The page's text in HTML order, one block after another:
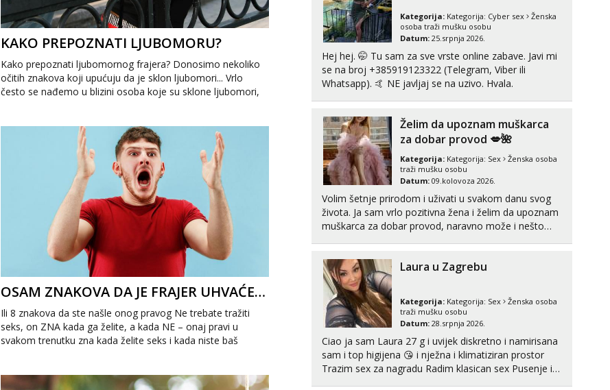
KAKO PREPOZNATI LJUBOMORU?
Kako prepoznati ljubomornog frajera? Donosimo nekoliko
očitih znakova koji upućuju da je sklon ljubomori... Vrlo
često se nađemo u blizini osoba koje su sklone ljubomori,
OSAM ZNAKOVA DA JE FRAJER UHVAĆEN U MREŽU
Ili 8 znakova da ste našle onog pravog Ne trebate tražiti
seks, on ZNA kada ga želite, a kada NE – onaj pravi u
svakom trenutku zna kada želite seks i kada niste baš
Obavijesti me kada se oslobodi
Vanesa
Tel:064/677-677 - Kod: #74
tel:0,93€ - mob:1,12€ min
Lili
Čekam tvoj poziv!
Tel: 064/677-677
- Kod: #128
tel:0,93€ - mob:1,12€ min
Ivančica
Čekam tvoj poziv!
Tel:064/677-677 - Kod: #108
Zara
Čekam tvoj poziv!
Tel: 064/677-677- Kod: #123
tel:0,93€ - mob:1,12€ min
Anđela
Čekam tvoj poziv!
Tel:064/677-677- Kod: #142
Kategorija: Kategorija: Cyber sex
Ženska
osoba traži mušku osobu
Datum: 25.srpnja 2026.
Hej hej. 🤭 Tu sam za sve vrste online zabave. Javi mi
se na broj +385919123322 (Telegram, Viber ili
Whatsapp). 🤙 NE javljaj se na uzivo. Hvala.
Želim da upoznam muškarca
za dobar provod 💋🌺
Kategorija: Kategorija: Sex
Ženska osoba
traži mušku osobu
Datum: 09.kolovoza 2026.
Volim šetnje prirodom i uživati u svakom danu svog
života. Ja sam vrlo pozitivna žena i želim da upoznam
muškarca za dobar provod, naravno može i nešto
Laura u Zagrebu
Kategorija: Kategorija: Sex
Ženska osoba
traži mušku osobu
Datum: 28.srpnja 2026.
Ciao ja sam Laura 27 g i uvijek diskretno i namirisana
sam i top higijena 😘 i nježna i klimatiziran prostor
Trazim sex za nagradu Radim klasican sex Pusenje i